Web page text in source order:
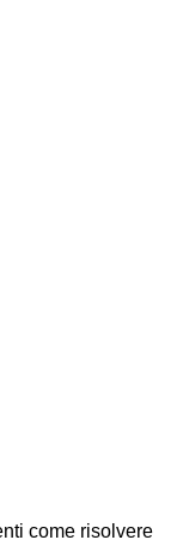
come risolvere